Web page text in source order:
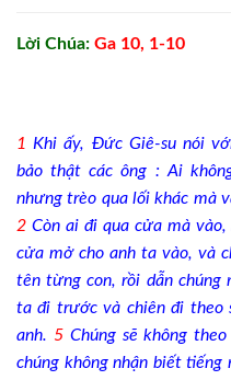
Lời Chúa: Ga 10, 1-10
1 Khi ấy, Đức Giê-su nói
bảo thật các ông : Ai
nhưng trèo qua lối khác mà
2 Còn ai đi qua cửa mà
cửa mở cho anh ta vào, và
tên từng con, rồi dẫn chúng
ta đi trước và chiên đi theo
anh. 5Chúng sẽ không
chúng không nhận biết tiếng